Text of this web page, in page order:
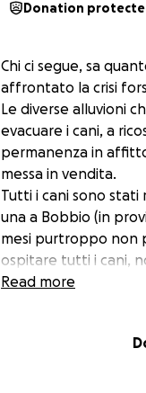
Donation
Chi ci segue, sa
affrontato la crisi
Le diverse alluvioni
evacuare i cani, a
permanenza in
messa in vendita.
Tutti i cani sono stati
una a Bobbio (in
mesi purtroppo non
ospitare tutti i cani,
lasciate.
Read more